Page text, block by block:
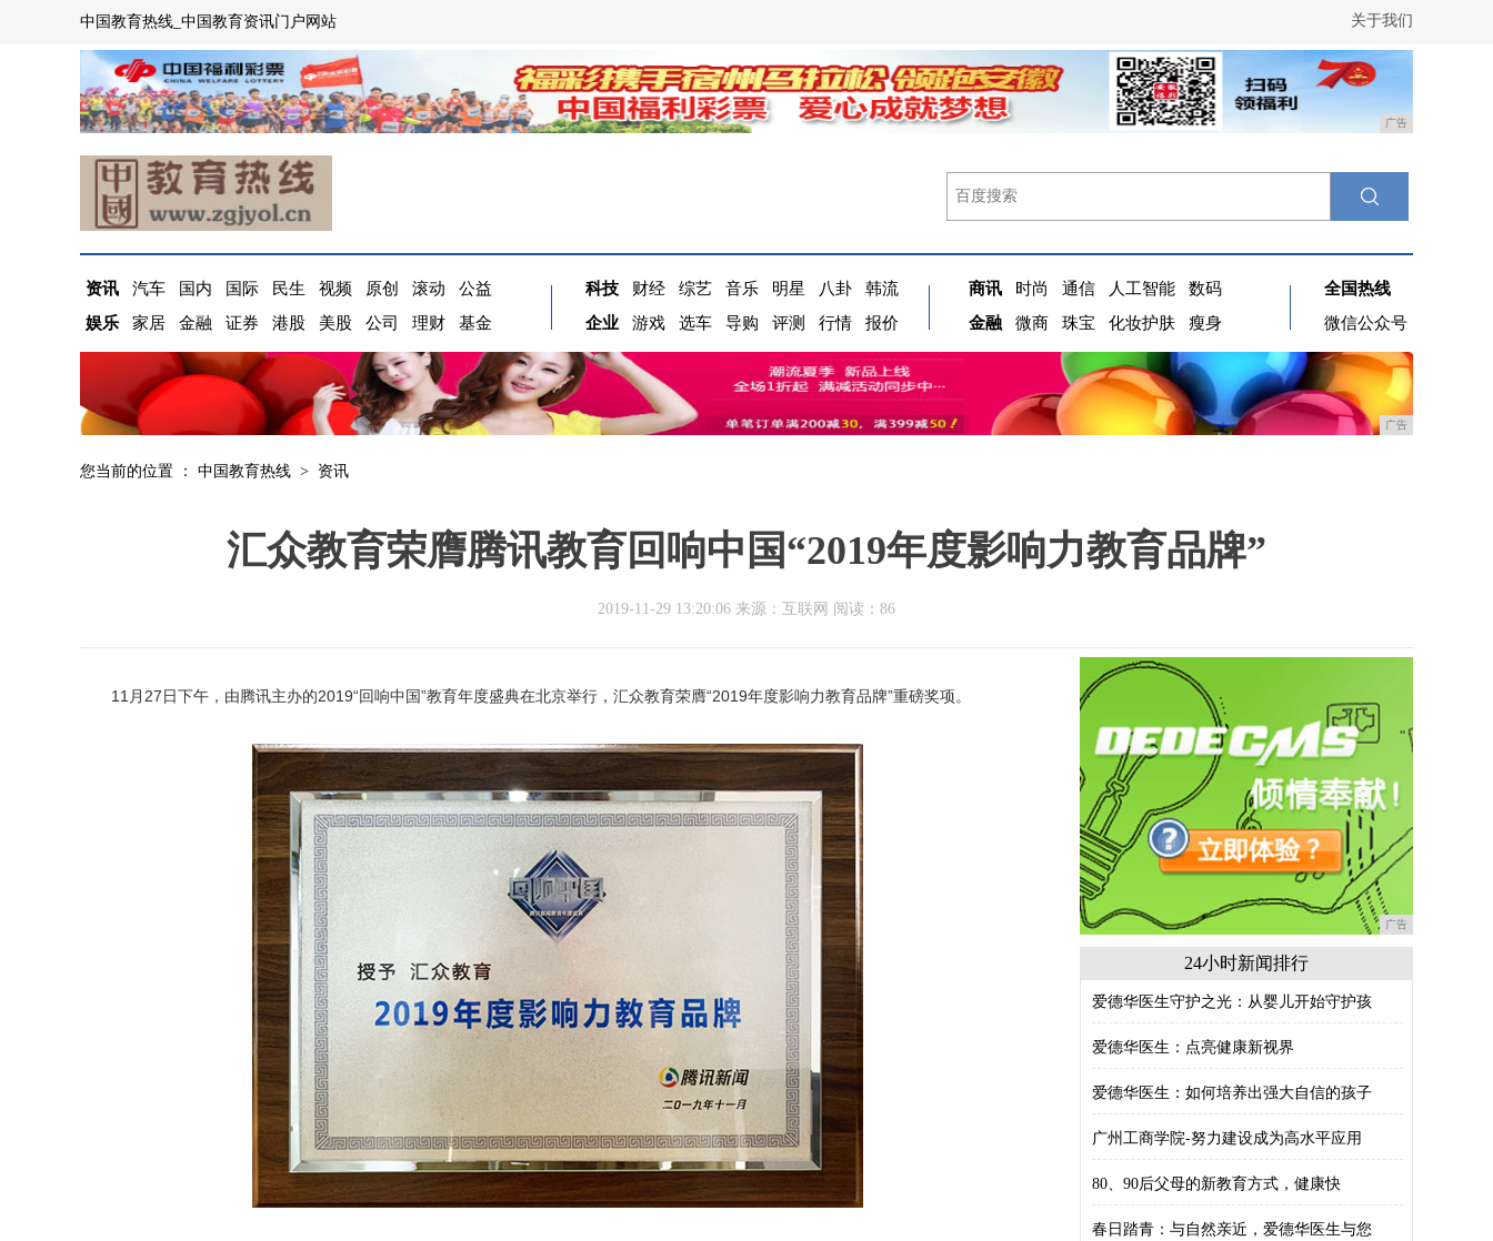
关于我们
中国教育热线_中国教育资讯门户网站
广告
资讯 汽车 国内 国际 民生 视频 原创 滚动
公益
娱乐
家居 金融 证券 港股 美股 公司 理财 基金
科技 财经 综艺 音乐 明星 八卦
韩流
企业
游戏 选车 导购 评测 行情 报价
商讯 时尚 通信 人工智能
数码
金融
微商 珠宝 化妆护肤 瘦身
全国热线
微信公众号
广告
您当前的位置 ： 中国教育热线 > 资讯
汇众教育荣膺腾讯教育回响中国“2019年度影响力教育品牌”
2019-11-29 13:20:06 来源：互联网 阅读：86
11月27日下午，由腾讯主办的2019“回响中国”教育年度盛典在北京举行，汇众教育荣膺“2019年度影响力教育品牌”重磅奖项。
广告
24小时新闻排行
爱德华医生守护之光：从婴儿开始守护孩
爱德华医生：点亮健康新视界
爱德华医生：如何培养出强大自信的孩子
广州工商学院-努力建设成为高水平应用
80、90后父母的新教育方式，健康快
春日踏青：与自然亲近，爱德华医生与您